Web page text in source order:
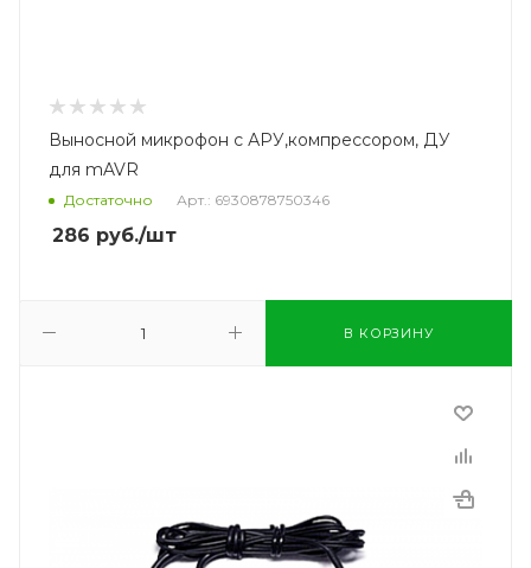
Выносной микрофон с АРУ,компрессором, ДУ
для mAVR
Достаточно Арт.: 6930878750346
286 руб./шт
В КОРЗИНУ